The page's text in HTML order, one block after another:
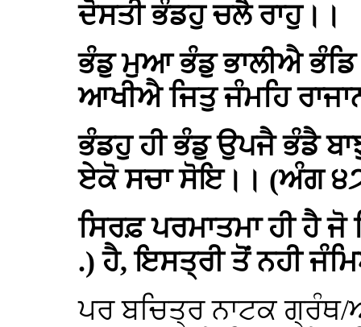
ਦੋਸਤੀ ਭੰਡਹੁ ਚਲੈ ਰਾਹੁ।।
ਭੰਡੁ ਮੁਆ ਭੰਡੁ ਭਾਲੀਐ
ਆਖੀਐ ਜਿਤੁ ਜੰਮਹਿ
ਭੰਡਹੁ ਹੀ ਭੰਡੁ ਉਪਜੈ ਭੰਡੈ
ਏਕੋ ਸਚਾ ਸੋਇ।। (ਅੰਗ
ਸਿਰਫ਼ ਪਰਮਾਤਮਾ ਹੀ ਹੈ
.) ਹੈ, ਇਸਤ੍ਰੀ ਤੋਂ ਨਹੀ
ਪਰ ਬਚਿਤ੍ਰ ਨਾਟਕ